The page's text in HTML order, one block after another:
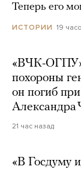
Теперь его
ИСТОРИИ 19
«ВЧК-
похороны
он погиб
Александра
21 час назад
«В Госдуму